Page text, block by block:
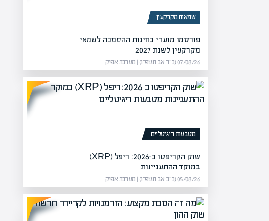
שמאות מקרקעין
פורסמו מועדי בחינות ההסמכה לשמאי
מקרקעין לשנת 2027
07/08/26 (כ״ד אב תשפ״ו) | מערכת אפיק
מטבעות דיגיטליים
שוק הקריפטו ב-2026: ריפל (XRP)
במוקד ההתעניינות
05/08/26 (כ״ב אב תשפ״ו) | מערכת אפיק